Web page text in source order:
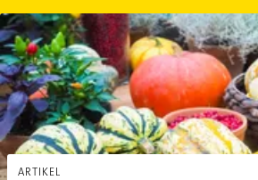
ARTIKEL
Alles Wichtige rund um den Kürbis